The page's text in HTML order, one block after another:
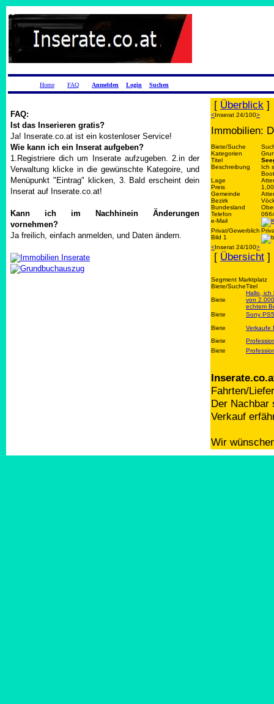
Home FAQ Anmelden Login Suchen
FAQ:
Ist das Inserieren gratis?
Ja! Inserate.co.at ist ein kostenloser Service!
Wie kann ich ein Inserat aufgeben?
1.Registriere dich um Inserate aufzugeben. 2.in der
Verwaltung klicke in die gewünschte Kategoire, und
Menüpunkt "Eintrag" klicken, 3. Bald erscheint dein
Inserat auf Inserate.co.at!
Kann ich im Nachhinein Änderungen
vornehmen?
Ja freilich, einfach anmelden, und Daten ändern.
[ Überblick
<Inserat 24/100>
Immobilien:
Biete/Suche
Kategorien
Titel
Beschreibung
Ich
Lage
Preis
Gemeinde
Bezirk
Bundesland
Telefon
e-Mail
Privat/Gewerblich
Bild 1
<Inserat 24/100>
[ Übersicht
Segment Marktplatz
Biete/SucheTitel
Biete
Hallo, ich
von
echtem
Biete
Sony
Biete
Verkaufe
Biete
Biete
Fahrten/
Der Nachbar
Verkauf
Wir